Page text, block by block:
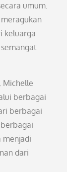
umum.
keluarga
Michelle
berbagai
berbagai
menjadi
dari